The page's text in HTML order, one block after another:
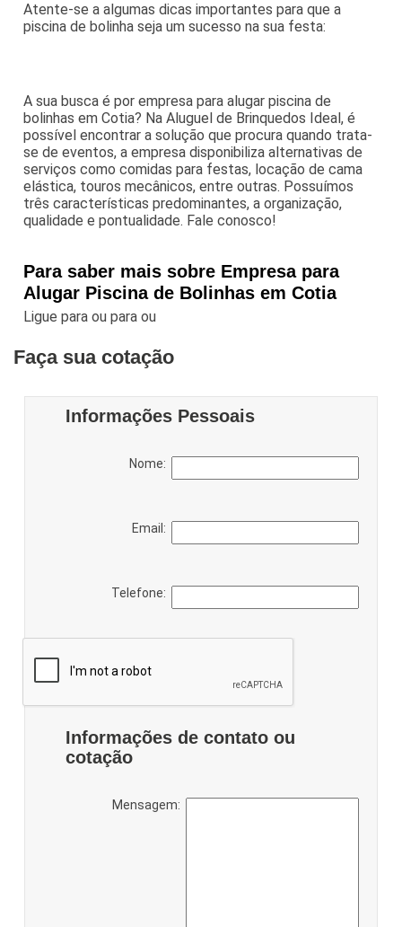
Atente-se a algumas dicas importantes para que a
piscina de bolinha seja um sucesso na sua festa:
A sua busca é por empresa para alugar piscina de
bolinhas em Cotia? Na Aluguel de Brinquedos Ideal, é
possível encontrar a solução que procura quando trata-
se de eventos, a empresa disponibiliza alternativas de
serviços como comidas para festas, locação de cama
elástica, touros mecânicos, entre outras. Possuímos
três características predominantes, a organização,
qualidade e pontualidade. Fale conosco!
Para saber mais sobre Empresa para
Alugar Piscina de Bolinhas em Cotia
Ligue paraou paraou
Faça sua cotação
Informações Pessoais
Nome:
Email:
Telefone:
Informações de contato ou
cotação
Mensagem: